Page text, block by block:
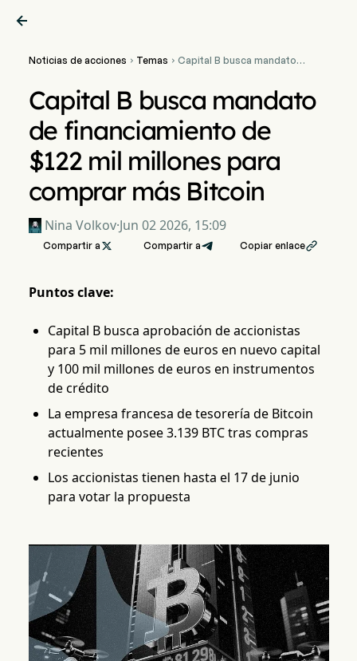

Noticias de acciones  Temas  Capital B busca mandato
más Bitcoin
Capital B busca mandato
de financiamiento de
$122 mil millones para
comprar más Bitcoin
Nina Volkov·Jun 02 2026, 15:09
Compartir a  Compartir a Copiar enlace
Puntos clave:
Capital B busca aprobación de accionistas
para 5 mil millones de euros en nuevo capital
y 100 mil millones de euros en instrumentos
de crédito
La empresa francesa de tesorería de Bitcoin
actualmente posee 3.139 BTC tras compras
recientes
Los accionistas tienen hasta el 17 de junio
para votar la propuesta